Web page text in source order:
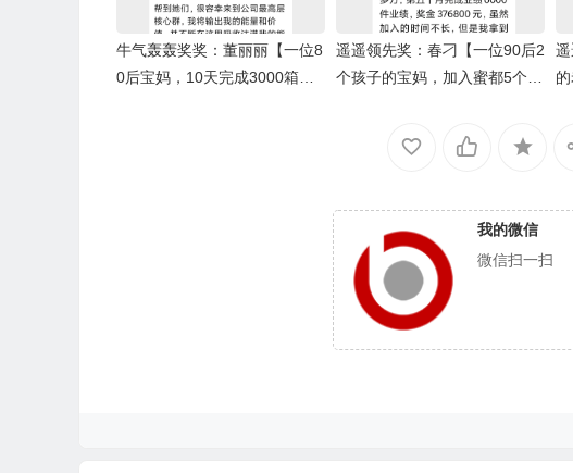
牛气轰轰奖奖：董丽丽【一位8
0后宝妈，10天完成3000箱业
遥遥领先奖：春刁【一位90后2
个孩子的宝妈，加入蜜都5个月
我的微信
微信扫一扫